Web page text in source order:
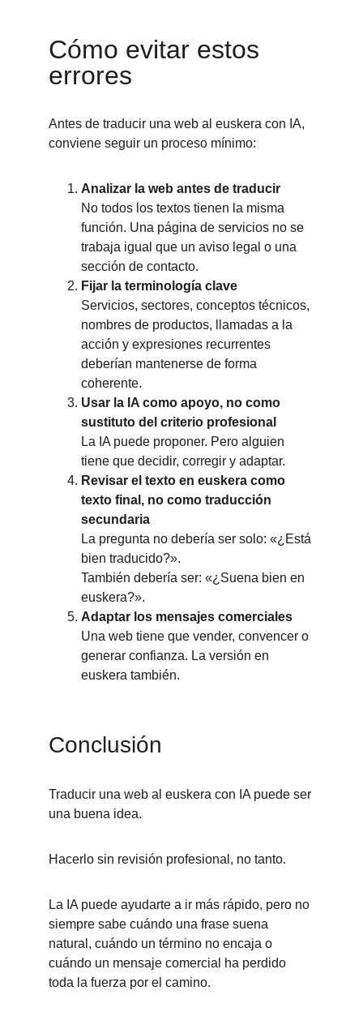
Cómo evitar estos
errores
Antes de traducir una web al euskera con IA,
conviene seguir un proceso mínimo:
Analizar la web antes de traducir
No todos los textos tienen la misma
función. Una página de servicios no se
trabaja igual que un aviso legal o una
sección de contacto.
Fijar la terminología clave
Servicios, sectores, conceptos técnicos,
nombres de productos, llamadas a la
acción y expresiones recurrentes
deberían mantenerse de forma
coherente.
Usar la IA como apoyo, no como
sustituto del criterio profesional
La IA puede proponer. Pero alguien
tiene que decidir, corregir y adaptar.
Revisar el texto en euskera como
texto final, no como traducción
secundaria
La pregunta no debería ser solo: «¿Está
bien traducido?».
También debería ser: «¿Suena bien en
euskera?».
Adaptar los mensajes comerciales
Una web tiene que vender, convencer o
generar confianza. La versión en
euskera también.
Conclusión
Traducir una web al euskera con IA puede ser
una buena idea.
Hacerlo sin revisión profesional, no tanto.
La IA puede ayudarte a ir más rápido, pero no
siempre sabe cuándo una frase suena
natural, cuándo un término no encaja o
cuándo un mensaje comercial ha perdido
toda la fuerza por el camino.